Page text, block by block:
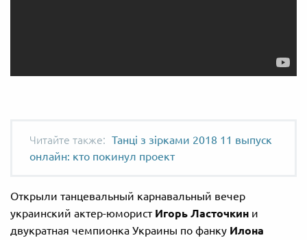
Танці з зірками 2018 11 выпуск
онлайн: кто покинул проект
Открыли танцевальный карнавальный вечер
украинский актер-юморист Игорь Ласточкин и
двукратная чемпионка Украины по фанку Илона